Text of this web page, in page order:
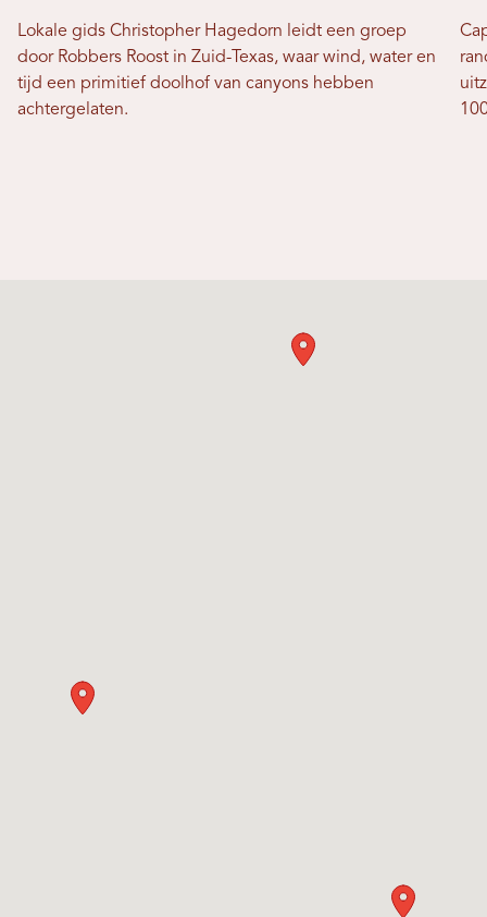
Lokale gids Christopher Hagedorn leidt een groep
door Robbers Roost in Zuid-Texas, waar wind, water en
tijd een primitief doolhof van canyons hebben
achtergelaten.